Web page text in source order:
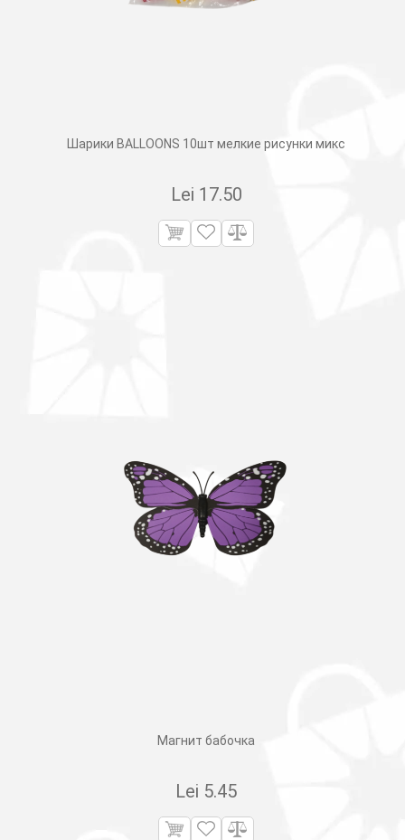
Шарики BALLOONS 10шт мелкие рисунки микс
Lei 17.50
Магнит бабочка
Lei 5.45